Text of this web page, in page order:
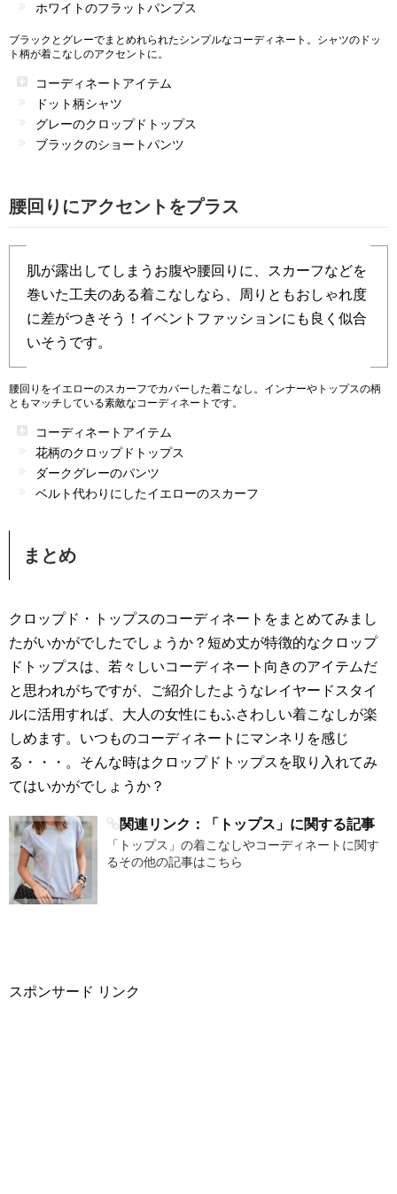
ホワイトのフラットパンプス
ブラックとグレーでまとめれられたシンプルなコーディネート。シャツのドッ
ト柄が着こなしのアクセントに。
コーディネートアイテム
ドット柄シャツ
グレーのクロップドトップス
ブラックのショートパンツ
腰回りにアクセントをプラス
肌が露出してしまうお腹や腰回りに、スカーフなどを
巻いた工夫のある着こなしなら、周りともおしゃれ度
に差がつきそう！イベントファッションにも良く似合
いそうです。
腰回りをイエローのスカーフでカバーした着こなし。インナーやトップスの柄
ともマッチしている素敵なコーディネートです。
コーディネートアイテム
花柄のクロップドトップス
ダークグレーのパンツ
ベルト代わりにしたイエローのスカーフ
まとめ
クロップド・トップスのコーディネートをまとめてみまし
たがいかがでしたでしょうか？短め丈が特徴的なクロップ
ドトップスは、若々しいコーディネート向きのアイテムだ
と思われがちですが、ご紹介したようなレイヤードスタイ
ルに活用すれば、大人の女性にもふさわしい着こなしが楽
しめます。いつものコーディネートにマンネリを感じ
る・・・。そんな時はクロップドトップスを取り入れてみ
てはいかがでしょうか？
関連リンク：「トップス」に関する記事
「トップス」の着こなしやコーディネートに関す
るその他の記事はこちら
スポンサード リンク